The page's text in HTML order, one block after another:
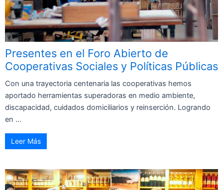
Presentes en el Foro Abierto de
Cooperativas Sociales y Políticas Públicas
Con una trayectoria centenaria las cooperativas hemos
aportado herramientas superadoras en medio ambiente,
discapacidad, cuidados domiciliarios y reinserción. Logrando
en ...
Leer Más